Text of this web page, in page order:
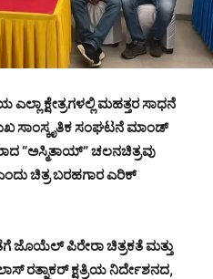
ಕ್ಷೇತ್ರಗಳಲ್ಲಿ ಮಹತ್ತರ ಸಾಧನೆ
ಸಾಂಸ್ಕೃತಿಕ ಸಂಘಟನೆ ಮಾಂಡ್
“ಅಸ್ಮಿತಾಯ್” ಚಲನಚಿತ್ರವು
ಚಿತ್ರ ಬರಹಗಾರ ಎರಿಕ್
ಪಿರೇರಾ ಚಿತ್ರಕತೆ ಮತ್ತು
ರತ್ನಾಕರ್ ಕ್ಷತ್ರಿಯ ನಿರ್ದೇಶನದ,